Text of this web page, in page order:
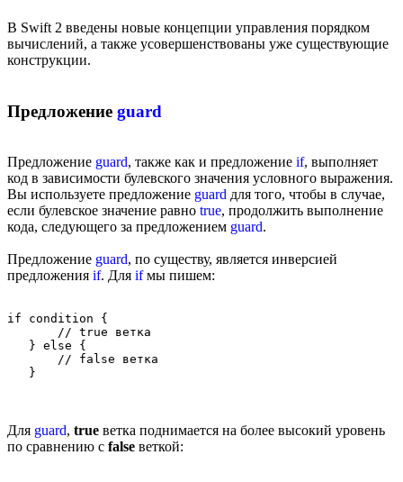
В Swift 2 введены новые концепции управления порядком
вычислений, а также усовершенствованы уже существующие
конструкции.
Предложение guard
Предложение guard, также как и предложение if, выполняет
код в зависимости булевского значения условного выражения.
Вы используете предложение guard для того, чтобы в случае,
если булевское значение равно true, продолжить выполнение
кода, следующего за предложением guard.
Предложение guard, по существу, является инверсией
предложения if. Для ifмы пишем:
if condition {
       // true ветка
   } else {
       // false ветка
Для guard, true ветка поднимается на более высокий уровень
по сравнению с false веткой: